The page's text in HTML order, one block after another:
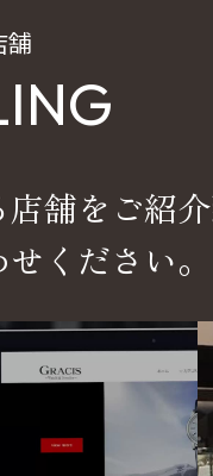
舗
舗をご紹介
ください。